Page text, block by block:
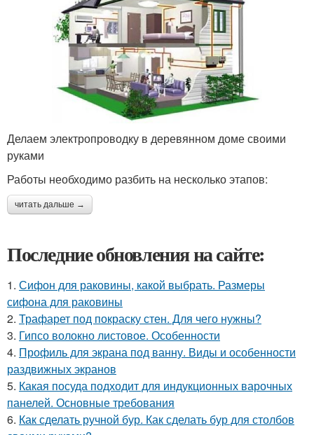
Делаем электропроводку в деревянном доме своими
руками
Работы необходимо разбить на несколько этапов:
читать дальше →
Последние обновления на сайте:
1. Сифон для раковины, какой выбрать. Размеры
сифона для раковины
2. Трафарет под покраску стен. Для чего нужны?
3. Гипсо волокно листовое. Особенности
4. Профиль для экрана под ванну. Виды и особенности
раздвижных экранов
5. Какая посуда подходит для индукционных варочных
панелей. Основные требования
6. Как сделать ручной бур. Как сделать бур для столбов